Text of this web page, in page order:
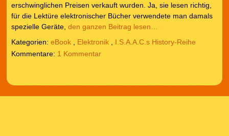
erschwinglichen Preisen verkauft wurden. Ja, sie lesen richtig,
für die Lektüre elektronischer Bücher verwendete man damals
spezielle Geräte, den ganzen Beitrag lesen…
Kategorien: eBook, Elektronik, I.S.A.A.C.s History-Reihe
1 Kommentar